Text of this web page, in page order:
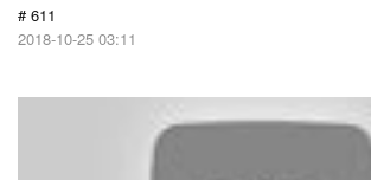
# 611
2018-10-25 03:11